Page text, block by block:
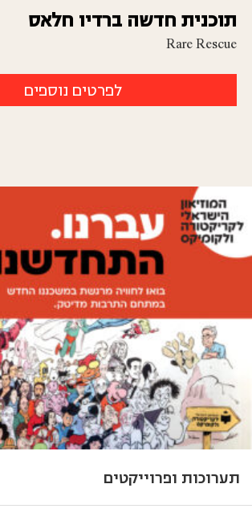
תוכנית חדשה ברדיו חלאס
Rare Rescue
לפרטים נוספים
תערוכות ופרוייקטים